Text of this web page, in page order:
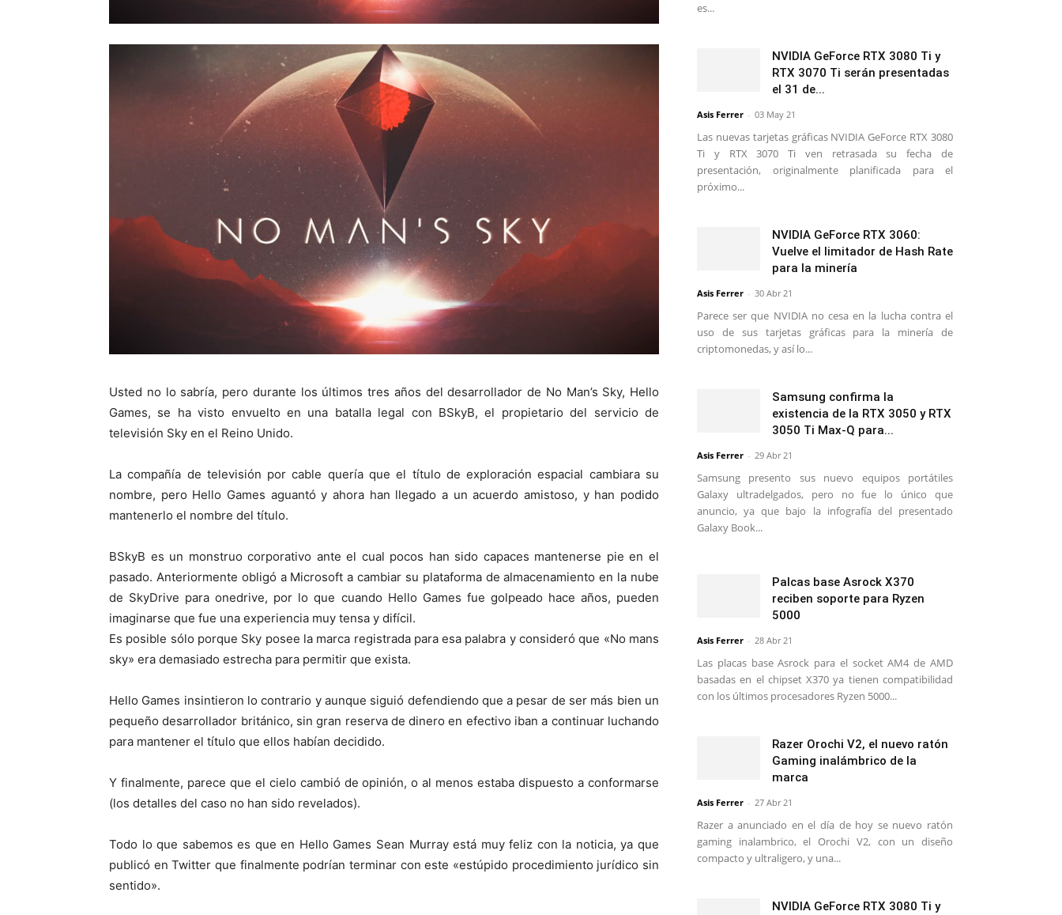
Usted no lo sabría, pero durante los últimos tres años del desarrollador de No Man’s Sky, Hello
Games, se ha visto envuelto en una batalla legal con BSkyB, el propietario del servicio de
televisión Sky en el Reino Unido.
La compañía de televisión por cable quería que el título de exploración espacial cambiara su
nombre, pero Hello Games aguantó y ahora han llegado a un acuerdo amistoso, y han podido
mantenerlo el nombre del título.
BSkyB es un monstruo corporativo ante el cual pocos han sido capaces mantenerse pie en el
pasado. Anteriormente obligó a Microsoft a cambiar su plataforma de almacenamiento en la nube
de SkyDrive para onedrive, por lo que cuando Hello Games fue golpeado hace años, pueden
imaginarse que fue una experiencia muy tensa y difícil.
Es posible sólo porque Sky posee la marca registrada para esa palabra y consideró que «No mans
sky» era demasiado estrecha para permitir que exista.
Hello Games insintieron lo contrario y aunque siguió defendiendo que a pesar de ser más bien un
pequeño desarrollador británico, sin gran reserva de dinero en efectivo iban a continuar luchando
para mantener el título que ellos habían decidido.
Y finalmente, parece que el cielo cambió de opinión, o al menos estaba dispuesto a conformarse
(los detalles del caso no han sido revelados).
Todo lo que sabemos es que en Hello Games Sean Murray está muy feliz con la noticia, ya que
publicó en Twitter que finalmente podrían terminar con este «estúpido procedimiento jurídico sin
sentido».
es...
NVIDIA GeForce RTX 3080 Ti y
RTX 3070 Ti serán presentadas
el 31 de...
Asis Ferrer - 03 May 21
Las nuevas tarjetas gráficas NVIDIA GeForce RTX 3080
Ti y RTX 3070 Ti ven retrasada su fecha de
presentación, originalmente planificada para el
próximo...
NVIDIA GeForce RTX 3060:
Vuelve el limitador de Hash Rate
para la minería
Asis Ferrer - 30 Abr 21
Parece ser que NVIDIA no cesa en la lucha contra el
uso de sus tarjetas gráficas para la minería de
criptomonedas, y así lo...
Samsung confirma la
existencia de la RTX 3050 y RTX
3050 Ti Max-Q para...
Asis Ferrer - 29 Abr 21
Samsung presento sus nuevo equipos portátiles
Galaxy ultradelgados, pero no fue lo único que
anuncio, ya que bajo la infografía del presentado
Galaxy Book...
Palcas base Asrock X370
reciben soporte para Ryzen
5000
Asis Ferrer - 28 Abr 21
Las placas base Asrock para el socket AM4 de AMD
basadas en el chipset X370 ya tienen compatibilidad
con los últimos procesadores Ryzen 5000...
Razer Orochi V2, el nuevo ratón
Gaming inalámbrico de la
marca
Asis Ferrer - 27 Abr 21
Razer a anunciado en el día de hoy se nuevo ratón
gaming inalambrico, el Orochi V2, con un diseño
compacto y ultraligero, y una...
NVIDIA GeForce RTX 3080 Ti y